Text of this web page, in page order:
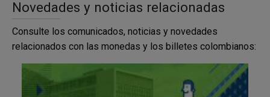
Cantidad
de
cartuchos
por caja
Monedas
cartucho
cartucho
Valor
caja
distintivo
cartucho
y de la
100
5.000
500.000
pesos
Naranja
Novedades y noticias relacionadas
Consulte los comunicados, noticias y novedades
relacionados con las monedas y los billetes colombianos: